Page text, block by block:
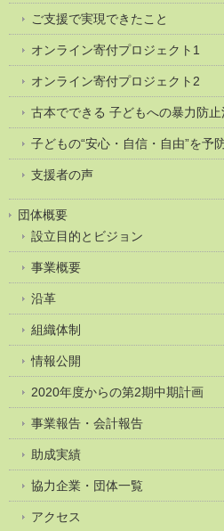
ご支援で実現できたこと
オンライン寄付プロジェクト1
オンライン寄付プロジェクト2
古本でできる 子どもへの暴力防止
子どもの“安心・自信・自由”を予
支援者の声
団体概要
設立目的とビジョン
事業概要
沿革
組織体制
情報公開
2020年度からの第2期中期計画
事業報告・会計報告
助成実績
協力企業・団体一覧
アクセス